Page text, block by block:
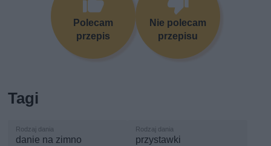
Polecam
przepis
Nie polecam
przepisu
Tagi
danie na zimno przystawki